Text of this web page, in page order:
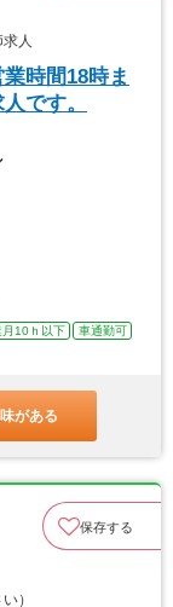
人
時間18時ま
です。
月10ｈ以下
車通勤可
がある
保存する
）